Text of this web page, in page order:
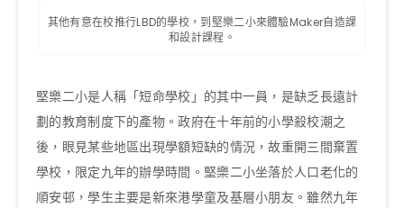
其他有意在校推行LBD的學校，到堅樂二小來體驗Maker自造課
和設計課程。
堅樂二小是人稱「短命學校」的其中一員，是缺乏長遠計
劃的教育制度下的產物。政府在十年前的小學殺校潮之
後，眼見某些地區出現學額短缺的情況，故重開三間棄置
學校，限定九年的辦學時間。堅樂二小坐落於人口老化的
順安邨，學生主要是新來港學童及基層小朋友。雖然九年